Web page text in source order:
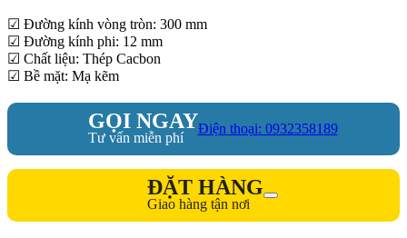
☑ Đường kính vòng tròn: 300 mm
☑ Đường kính phi: 12 mm
☑ Chất liệu: Thép Cacbon
☑ Bề mặt: Mạ kẽm
GỌI NGAY
Tư vấn miễn phí
Điện thoại: 0932358189
ĐẶT HÀNG
Giao hàng tận nơi